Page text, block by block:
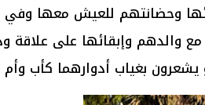
وحضانتهم للعيش معها
مع والدهم وإبقائها على علاقة
بغياب أدوارهما كأب